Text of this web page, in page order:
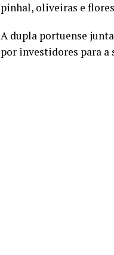
pinhal, oliveiras e
A dupla portuense
por investidores para a